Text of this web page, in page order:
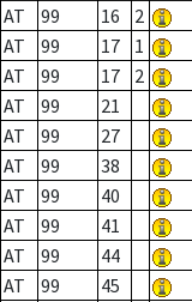
AT
99 16 2
AT
99 17 1
AT
99 17 2
AT
99 21
AT
99 27
AT
99 38
AT
99 40
AT
99 41
AT
99 44
AT
99 45